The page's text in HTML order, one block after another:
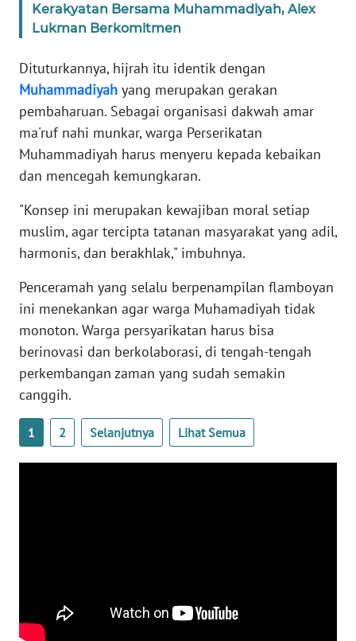
Kerakyatan Bersama Muhammadiyah, Alex
Lukman Berkomitmen
Dituturkannya, hijrah itu identik dengan
Muhammadiyah yang merupakan gerakan
pembaharuan. Sebagai organisasi dakwah amar
ma'ruf nahi munkar, warga Perserikatan
Muhammadiyah harus menyeru kepada kebaikan
dan mencegah kemungkaran.
"Konsep ini merupakan kewajiban moral setiap
muslim, agar tercipta tatanan masyarakat yang adil,
harmonis, dan berakhlak," imbuhnya.
Penceramah yang selalu berpenampilan flamboyan
ini menekankan agar warga Muhamadiyah tidak
monoton. Warga persyarikatan harus bisa
berinovasi dan berkolaborasi, di tengah-tengah
perkembangan zaman yang sudah semakin
canggih.
1 2 Selanjutnya Lihat Semua
WN
WN
SUMSEL
BENGKULU
WN
LAMPUNG
NUSANTARA
WN
JOGJA
WN
KALTENG